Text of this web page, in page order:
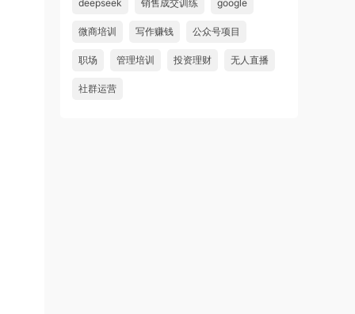
deepseek 销售成交训练 google
微商培训 写作赚钱 公众号项目
职场 管理培训 投资理财 无人直播
社群运营